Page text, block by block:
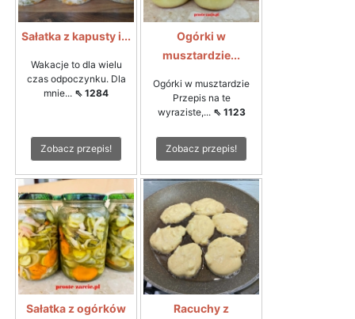
Sałatka z kapusty i...
Wakacje to dla wielu
czas odpoczynku. Dla
mnie... ⇖ 1284
Zobacz przepis!
Ogórki w
musztardzie...
Ogórki w musztardzie
Przepis na te
wyraziste,... ⇖ 1123
Zobacz przepis!
Sałatka z ogórków
Racuchy z